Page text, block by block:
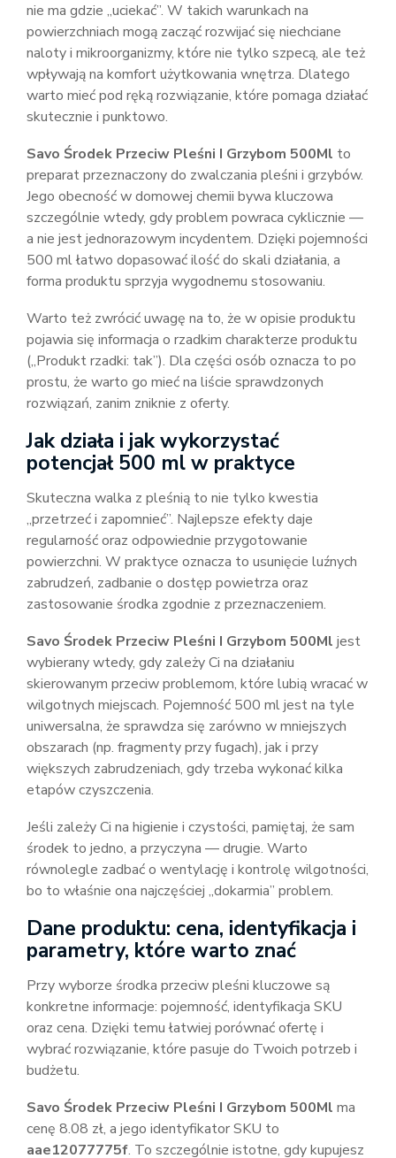
nie ma gdzie „uciekać”. W takich warunkach na
powierzchniach mogą zacząć rozwijać się niechciane
naloty i mikroorganizmy, które nie tylko szpecą, ale też
wpływają na komfort użytkowania wnętrza. Dlatego
warto mieć pod ręką rozwiązanie, które pomaga działać
skutecznie i punktowo.
Savo Środek Przeciw Pleśni I Grzybom 500Ml to
preparat przeznaczony do zwalczania pleśni i grzybów.
Jego obecność w domowej chemii bywa kluczowa
szczególnie wtedy, gdy problem powraca cyklicznie —
a nie jest jednorazowym incydentem. Dzięki pojemności
500 ml łatwo dopasować ilość do skali działania, a
forma produktu sprzyja wygodnemu stosowaniu.
Warto też zwrócić uwagę na to, że w opisie produktu
pojawia się informacja o rzadkim charakterze produktu
(„Produkt rzadki: tak”). Dla części osób oznacza to po
prostu, że warto go mieć na liście sprawdzonych
rozwiązań, zanim zniknie z oferty.
Jak działa i jak wykorzystać
potencjał 500 ml w praktyce
Skuteczna walka z pleśnią to nie tylko kwestia
„przetrzeć i zapomnieć”. Najlepsze efekty daje
regularność oraz odpowiednie przygotowanie
powierzchni. W praktyce oznacza to usunięcie luźnych
zabrudzeń, zadbanie o dostęp powietrza oraz
zastosowanie środka zgodnie z przeznaczeniem.
Savo Środek Przeciw Pleśni I Grzybom 500Ml jest
wybierany wtedy, gdy zależy Ci na działaniu
skierowanym przeciw problemom, które lubią wracać w
wilgotnych miejscach. Pojemność 500 ml jest na tyle
uniwersalna, że sprawdza się zarówno w mniejszych
obszarach (np. fragmenty przy fugach), jak i przy
większych zabrudzeniach, gdy trzeba wykonać kilka
etapów czyszczenia.
Jeśli zależy Ci na higienie i czystości, pamiętaj, że sam
środek to jedno, a przyczyna — drugie. Warto
równolegle zadbać o wentylację i kontrolę wilgotności,
bo to właśnie ona najczęściej „dokarmia” problem.
Dane produktu: cena, identyfikacja i
parametry, które warto znać
Przy wyborze środka przeciw pleśni kluczowe są
konkretne informacje: pojemność, identyfikacja SKU
oraz cena. Dzięki temu łatwiej porównać ofertę i
wybrać rozwiązanie, które pasuje do Twoich potrzeb i
budżetu.
Savo Środek Przeciw Pleśni I Grzybom 500Ml ma
cenę 8.08 zł, a jego identyfikator SKU to
aae12077775f. To szczególnie istotne, gdy kupujesz